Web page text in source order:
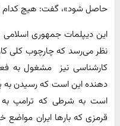
حاصل شود»، گفت: هیچ کدام
این دیپلمات جمهوری اسلامی
کارشناسی نیز مشغول به
دهنده این است که رسیدن به
است به شرطی که ترامپ به
قرمزی که بارها ایران مواضع